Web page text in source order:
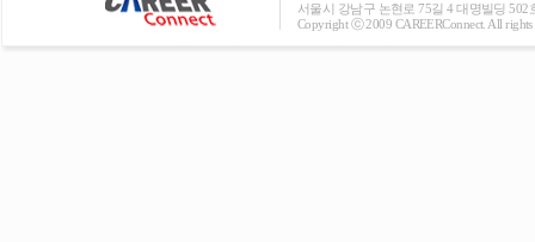
서울시 강남구 논현로 75길 4 대명빌딩 502
Copyright ⓒ 2009 CAREERConnect. All rights